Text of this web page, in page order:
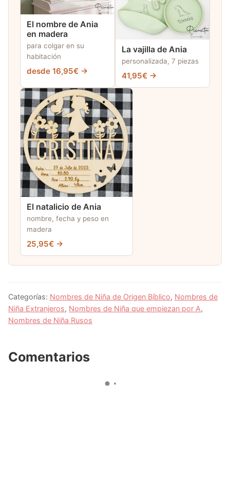
El nombre de Ania
en madera
para colgar en su
habitación
desde 16,95€ →
La vajilla de Ania
personalizada, 7 piezas
41,95€ →
El natalicio de Ania
nombre, fecha y peso en
madera
25,95€ →
Categorías: Nombres de Niña de Origen Bíblico, Nombres de
Niña Extranjeros, Nombres de Niña que empiezan por A,
Nombres de Niña Rusos
Comentarios